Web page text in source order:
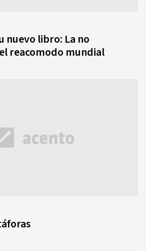
nuevo libro: La no
reacomodo mundial